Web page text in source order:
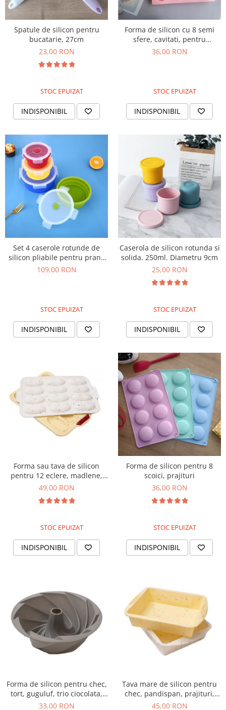
Spatule de silicon pentru
bucatarie, 27cm
23,00 RON
STOC EPUIZAT
INDISPONIBIL
Forma de silicon cu 8 semi
sfere, cavitati, pentru
prajituri, ciocolata
36,00 RON
STOC EPUIZAT
INDISPONIBIL
Set 4 caserole rotunde de
silicon pliabile pentru pranz
sau merinde
109,00 RON
STOC EPUIZAT
INDISPONIBIL
Caserola de silicon rotunda si
solida. 250ml. Diametru 9cm
25,00 RON
STOC EPUIZAT
INDISPONIBIL
Forma sau tava de silicon
pentru 12 eclere, madlene,
scoici
49,00 RON
STOC EPUIZAT
INDISPONIBIL
Forma de silicon pentru 8
scoici, prajituri
36,00 RON
STOC EPUIZAT
INDISPONIBIL
Forma de silicon pentru chec,
tort, guguluf, trio ciocolata,
24cm
33,00 RON
Tava mare de silicon pentru
chec, pandispan, prajituri,
torturi, 27cm
45,00 RON